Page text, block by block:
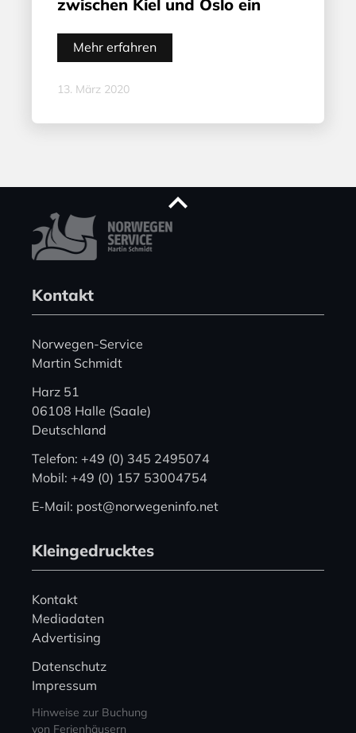
zwischen Kiel und Oslo ein
Mehr erfahren
13. März 2020
Kontakt
Norwegen-Service
Martin Schmidt
Harz 51
06108 Halle (Saale)
Deutschland
Telefon: +49 (0) 345 2495074
Mobil: +49 (0) 157 53004754
E-Mail: post@norwegeninfo.net
Kleingedrucktes
Kontakt
Mediadaten
Advertising
Datenschutz
Impressum
Hinweise zur Buchung
von Ferienhäusern